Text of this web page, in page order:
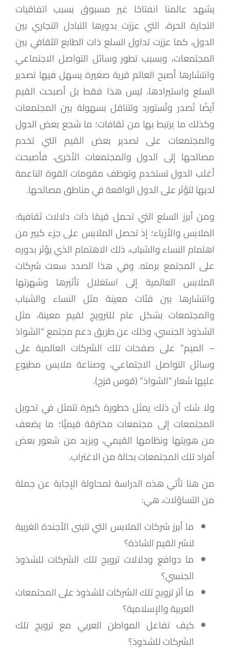
يشهد عالمنا انفتاحًا غير مسبوق بسبب اتفاقيات
التجارة الحرة، التي عززت بدورها التبادل التجاري بين
الدول، كما عززت تداول السلع ذات الطابع الثقافي بين
المجتمعات، وبسبب تطور وسائل التواصل الاجتماعي
وانتشارها أصبح العالم قرية صغيرة يسهل فيها تصدير
السلع واستيرادها، ليس هذا فقط بل أصبحت القيم
أيضًا تُصدر وتُستورد وتتناقل بسهولة بين المجتمعات
وكذلك ما يرتبط بها من ثقافات؛ ما شجع بعض الدول
والمجتمعات على تصدير بعض القيم التي تخدم
مصالحها إلى الدول والمجتمعات الأخرى، فأصبحت
أغلب الدول تستخدم وتوظف مقومات القوة الناعمة
لديها لتؤثر على الدول الواقعة في مناطق مصالحها.
ومن أبرز السلع التي تحمل قيمًا ذات دلالات ثقافية:
الملابس والأزياء؛ إذ تحصل الملابس على جزء كبير من
اهتمام النساء والشباب، ذلك الاهتمام الذي يؤثر بدوره
على المجتمع برمته. وفي هذا الصدد سعت شركات
الملابس العالمية إلى استغلال تأثيرها وشهرتها
وانتشارها بين فئات معينة مثل النساء والشباب
والمجتمعات بشكل عام للترويج لقيم معينة، مثل
الشذوذ الجنسي، وذلك عن طريق دعم مجتمع “الشواذ
– الميم” على صفحات تلك الشركات العالمية على
وسائل التواصل الاجتماعي، وصناعة ملابس مطبوع
عليها شعار “الشواذ” (قوس قزح).
ولا شك أن ذلك يمثل خطورة كبيرة تتمثل في تحويل
المجتمعات إلى مجتمعات مخترقة قيميًّا؛ ما يضعف
من هويتها ونظامها القيمي، ويزيد من شعور بعض
أفراد تلك المجتمعات بحالة من الاغتراب.
من هنا تأتي هذه الدراسة لمحاولة الإجابة عن جملة
من التساؤلات، هي:
ما أبرز شركات الملابس التي تتبنى الأجندة الغربية
لنشر القيم الشاذة؟
ما دوافع ودلالات ترويج تلك الشركات للشذوذ
الجنسي؟
ما أثر ترويج تلك الشركات للشذوذ على المجتمعات
العربية والإسلامية؟
كيف تفاعل المواطن العربي مع ترويج تلك
الشركات للشذوذ؟